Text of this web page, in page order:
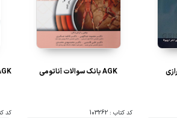
AGK بانک سوالات آناتومی
کد کتاب : 103262
کد